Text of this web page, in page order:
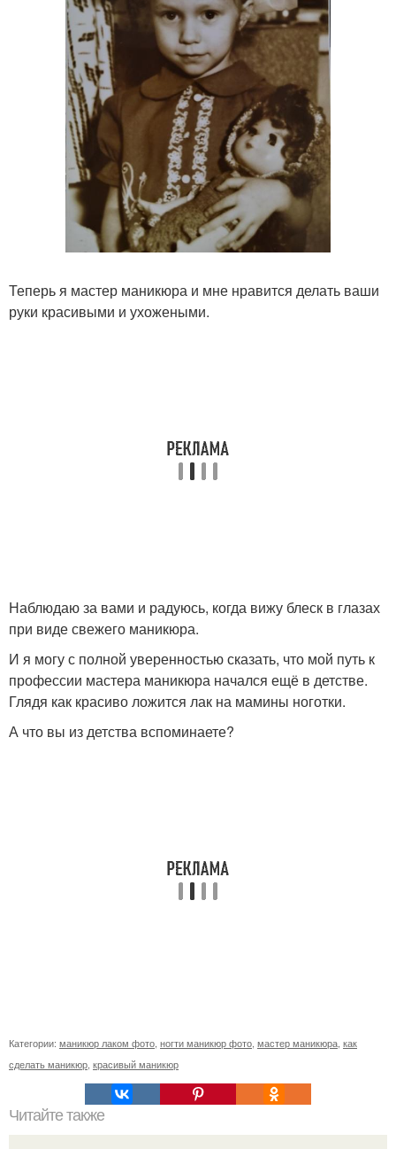
Теперь я мастер маникюра и мне нравится делать ваши
руки красивыми и ухожеными.
Наблюдаю за вами и радуюсь, когда вижу блеск в глазах
при виде свежего маникюра.
И я могу с полной уверенностью сказать, что мой путь к
профессии мастера маникюра начался ещё в детстве.
Глядя как красиво ложится лак на мамины ноготки.
А что вы из детства вспоминаете?
Категории: маникюр лаком фото ногти маникюр фото мастер маникюра как
сделать маникюр красивый маникюр
Читайте также